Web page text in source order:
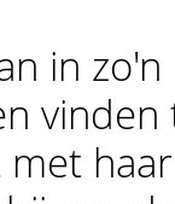
in
met